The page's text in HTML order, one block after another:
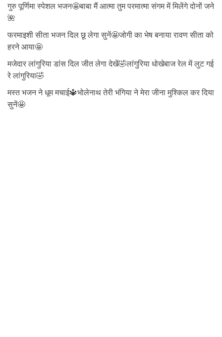
गुरु पूर्णिमा स्पेशल भजन🤩बाबा मैं आत्मा तुम परमात्मा संगम में मिलेंगे दोनों जने
🌺
फरमाइशी सीता भजन दिल छू लेगा सुनें🤩जोगी का भेष बनाया रावण सीता को
हरने आया🤩
मजेदार लांगुरिया डांस दिल जीत लेगा देखें🤣लांगुरिया धोखेबाज रेल में लुट गई
रे लांगुरिया🤣
मस्त भजन ने धूम मचाई🔱भोलेनाथ तेरी भंगिया ने मेरा जीना मुश्किल कर दिया
सुनें🤩